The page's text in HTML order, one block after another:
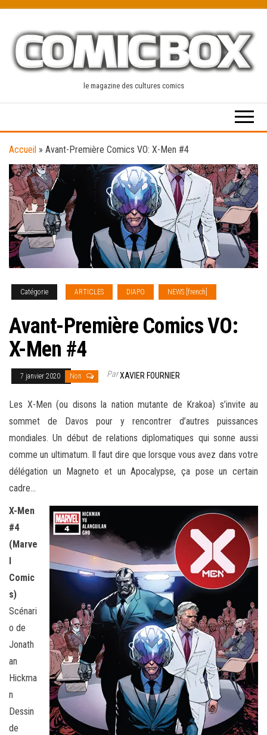
content
le magazine des cultures comics
Accueil » Avant-Première Comics VO: X-Men #4
Catégorie ARTICLES DIAPO NEWS [french]
Avant-Première Comics VO:
X-Men #4
7 janvier 2020 Non ParXAVIER FOURNIER
Les X-Men (ou disons la nation mutante de Krakoa) s’invite au
sommet de Davos pour y rencontrer d’autres puissances
mondiales. Un début de relations diplomatiques qui sonne aussi
comme un ultimatum. Il faut dire que lorsque vous avez dans votre
délégation un Magneto et un Apocalypse, ça pose un certain
cadre…
X-Men
#4
(Marve
l
Comic
s)
Scénari
o de
Jonath
an
Hickma
n
Dessin
de